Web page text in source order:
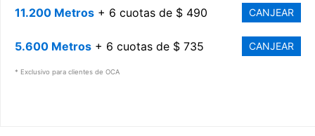
11.200 Metros + 6 cuotas de $ 490 CANJEAR
5.600 Metros + 6 cuotas de $ 735 CANJEAR
* Exclusivo para clientes de OCA